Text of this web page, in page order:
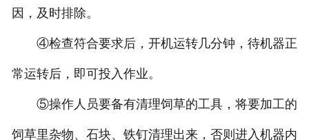
因，及时排除。
④检查符合要求后，开机运转几分钟，待机器正
常运转后，即可投入作业。
⑤操作人员要备有清理饲草的工具，将要加工的
饲草里杂物、石块、铁钉清理出来，否则进入机器内